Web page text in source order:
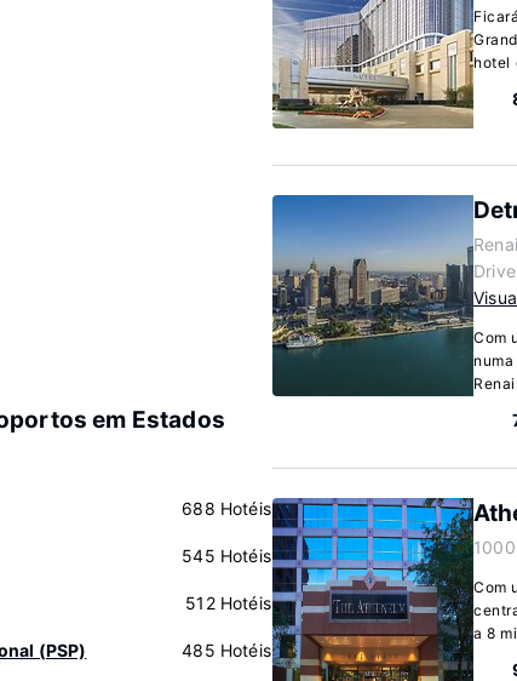
em Estados
688 Hotéis
545 Hotéis
512 Hotéis
(PSP) 485 Hotéis
hotel
Com
Com
a 8